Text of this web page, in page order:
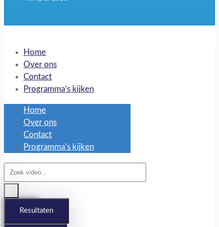
Home
Over ons
Contact
Programma’s kijken
Home
Over ons
Contact
Programma’s kijken
Search
...
Resultaten